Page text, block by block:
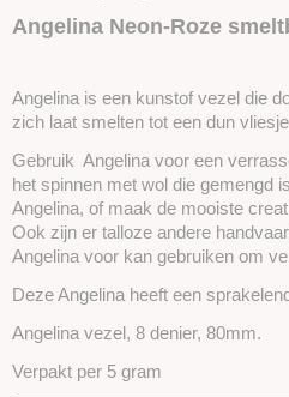
Angelina Neon-Roze
Angelina is een kunstof vezel die
zich laat smelten tot een dun
Gebruik Angelina voor een
het spinnen met wol die gemengd
Angelina, of maak de mooiste
Ook zijn er talloze andere
Angelina voor kan gebruiken om
Deze Angelina heeft een
Angelina vezel, 8 denier, 80mm.
Verpakt per 5 gram